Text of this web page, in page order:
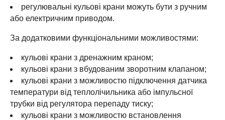
регулювальні кульові крани можуть бути з ручним
або електричним приводом.
За додатковими функціональними можливостями:
кульові крани з дренажним краном;
кульові крани з вбудованим зворотним клапаном;
кульові крани з можливостю підключення датчика
температури від теплолічильника або імпульсної
трубки від регулятора перепаду тиску;
кульові крани з можливостю встановлення